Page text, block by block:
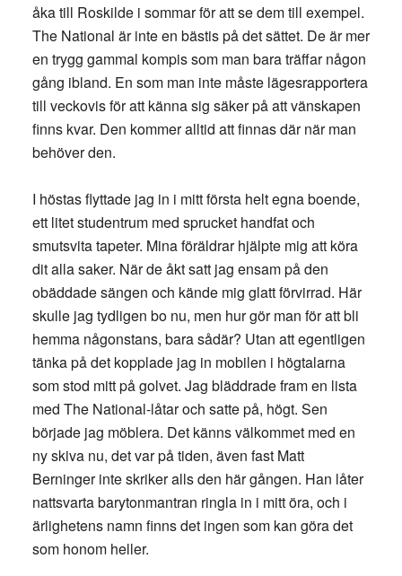
åka till Roskilde i sommar för att se dem till exempel.
The National är inte en bästis på det sättet. De är mer
en trygg gammal kompis som man bara träffar någon
gång ibland. En som man inte måste lägesrapportera
till veckovis för att känna sig säker på att vänskapen
finns kvar. Den kommer alltid att finnas där när man
behöver den.
I höstas flyttade jag in i mitt första helt egna boende,
ett litet studentrum med sprucket handfat och
smutsvita tapeter. Mina föräldrar hjälpte mig att köra
dit alla saker. När de åkt satt jag ensam på den
obäddade sängen och kände mig glatt förvirrad. Här
skulle jag tydligen bo nu, men hur gör man för att bli
hemma någonstans, bara sådär? Utan att egentligen
tänka på det kopplade jag in mobilen i högtalarna
som stod mitt på golvet. Jag bläddrade fram en lista
med The National-låtar och satte på, högt. Sen
började jag möblera. Det känns välkommet med en
ny skiva nu, det var på tiden, även fast Matt
Berninger inte skriker alls den här gången. Han låter
nattsvarta barytonmantran ringla in i mitt öra, och i
ärlighetens namn finns det ingen som kan göra det
som honom heller.